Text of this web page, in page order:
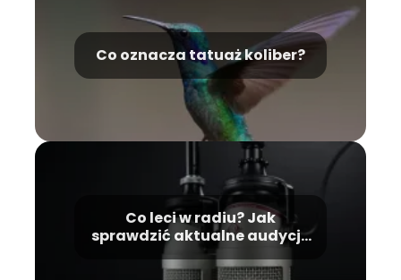
Co oznacza tatuaż koliber?
Co leci w radiu? Jak
sprawdzić aktualne audycje
i utwory?